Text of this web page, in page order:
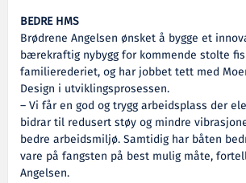
BEDRE HMS
Brødrene Angelsen ønsket å bygge et
bærekraftig nybygg for kommende stolte
familierederiet, og har jobbet tett med
Design i utviklingsprosessen.
– Vi får en god og trygg arbeidsplass der
bidrar til redusert støy og mindre
bedre arbeidsmiljø. Samtidig har båten
vare på fangsten på best mulig måte,
Angelsen.